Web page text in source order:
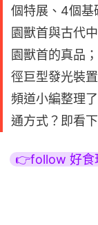
個特展、4個基
園獸首與古代
園獸首的真品
徑巨型發光裝
頻道小編整理
通方式？即看下
👉follow 好食